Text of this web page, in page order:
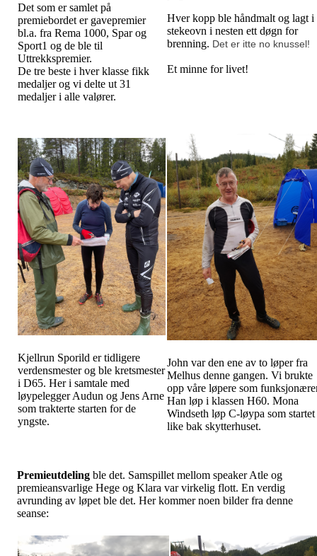
Det som er samlet på
premiebordet er gavepremier
bl.a. fra Rema 1000, Spar og
Sport1 og de ble til
Uttrekkspremier.
De tre beste i hver klasse fikk
medaljer og vi delte ut 31
medaljer i alle valører.
Hver kopp ble håndmalt og lagt i
stekeovn i nesten ett døgn for
brenning. Det er itte no knussel!
Et minne for livet!
Kjellrun Sporild er tidligere
verdensmester og ble kretsmester
i D65. Her i samtale med
løypelegger Audun og Jens Arne
som trakterte starten for de
yngste.
John var den ene av to løper fra
Melhus denne gangen. Vi brukte
opp våre løpere som
Han løp i klassen H60. Mona
Windseth løp C-løypa som startet
like bak skytterhuset.
Premieutdeling ble det. Samspillet mellom speaker Atle og
premieansvarlige Hege og Klara var virkelig flott. En verdig
avrunding av løpet ble det. Her kommer noen bilder fra denne
seanse: